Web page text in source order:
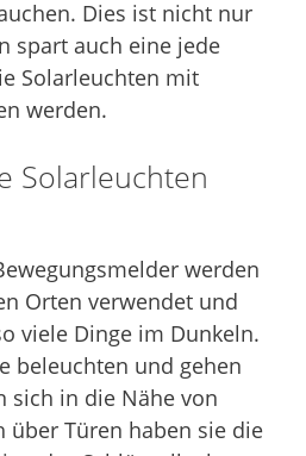
Dies ist nicht nur
spart auch eine jede
Solarleuchten mit
werden.
Solarleuchten
werden
Orten verwendet und
viele Dinge im Dunkeln.
beleuchten und gehen
sich in die Nähe von
über Türen haben sie die